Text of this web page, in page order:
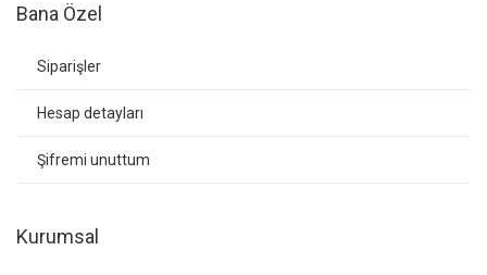
Bana Özel
Siparişler
Hesap detayları
Şifremi unuttum
Kurumsal